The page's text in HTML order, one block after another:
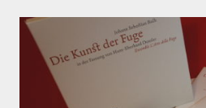
DEM
VIDEOBEITRAG
VOM